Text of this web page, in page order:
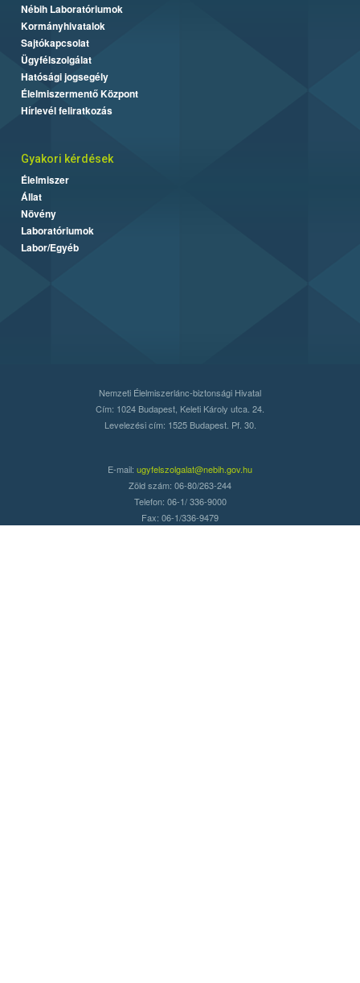
Nébih Laboratóriumok
Kormányhivatalok
Sajtókapcsolat
Ügyfélszolgálat
Hatósági jogsegély
Élelmiszermentő Központ
Hírlevél feliratkozás
Gyakori kérdések
Élelmiszer
Állat
Növény
Laboratóriumok
Labor/Egyéb
Nemzeti Élelmiszerlánc-biztonsági Hivatal
Cím: 1024 Budapest, Keleti Károly utca. 24.
Levelezési cím: 1525 Budapest. Pf. 30.
E-mail: ugyfelszolgalat@nebih.gov.hu
Zöld szám: 06-80/263-244
Telefon: 06-1/ 336-9000
Fax: 06-1/336-9479